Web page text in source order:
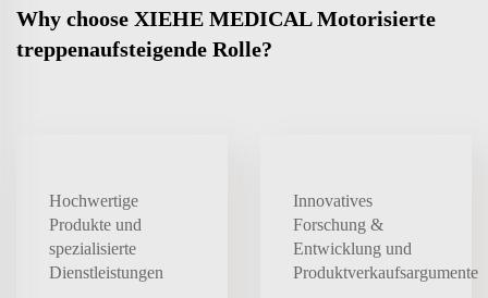
Why choose XIEHE MEDICAL Motorisierte
treppenaufsteigende Rolle?
Hochwertige
Produkte und
spezialisierte
Dienstleistungen
Innovatives
Forschung &
Entwicklung und
Produktverkaufsargumente